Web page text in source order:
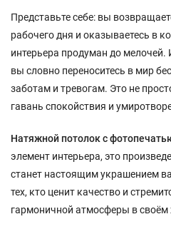
Представьте себе: вы
рабочего дня и оказываетесь в
интерьера продуман до мелочей.
вы словно переноситесь в мир
заботам и тревогам. Это не
гавань спокойствия и
Натяжной потолок с
элемент интерьера, это
станет настоящим украшением
тех, кто ценит качество и
гармоничной атмосферы в